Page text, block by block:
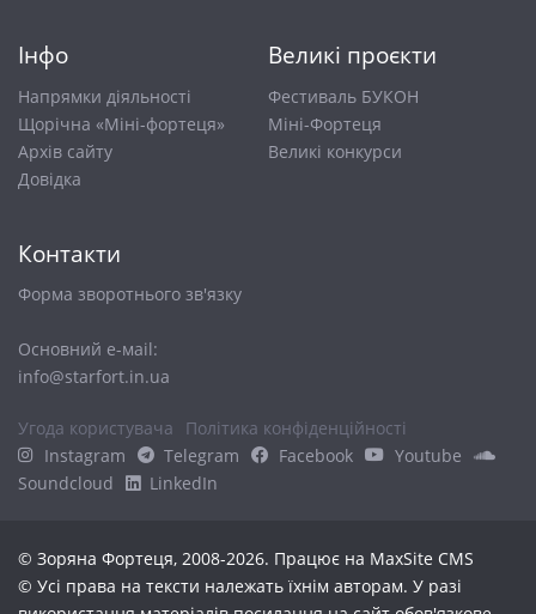
Інфо
Напрямки діяльності
Щорічна «Міні-фортеця»
Архів сайту
Довiдка
Великі проєкти
Фестиваль БУКОН
Міні-Фортеця
Великі конкурси
Контакти
Форма зворотнього зв'язку
Основний е-маіl:
info@starfort.in.ua
Угода користувача
Політика конфіденційності
Instagram
Telegram Facebook
Youtube
Soundcloud
LinkedIn
© Зоряна Фортеця, 2008-2026. Працює на MaxSite CMS
© Усі права на тексти належать їхнім авторам. У разі